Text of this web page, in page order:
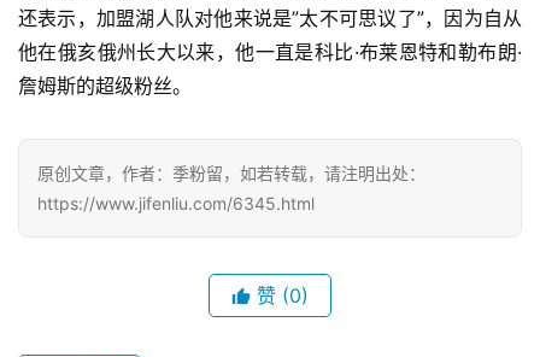
电
影
|
同
美
投稿
还表示，加盟湖人队对他来说是”太不可思议了”，因为自从
他在俄亥俄州长大以来，他一直是科比·布莱恩特和勒布朗·
詹姆斯的超级粉丝。
原创文章，作者：季粉留，如若转载，请注明出处：
https://www.jifenliu.com/6345.html
赞 (0)